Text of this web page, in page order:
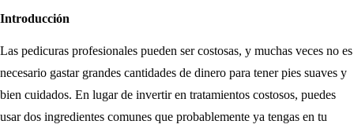
Introducción
Las pedicuras profesionales pueden ser costosas, y muchas veces no es
necesario gastar grandes cantidades de dinero para tener pies suaves y
bien cuidados. En lugar de invertir en tratamientos costosos, puedes
usar dos ingredientes comunes que probablemente ya tengas en tu